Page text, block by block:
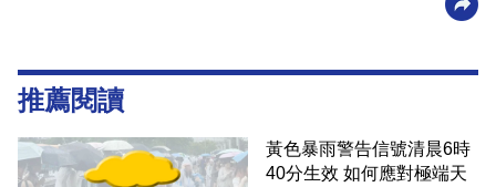
推薦閱讀
黃色暴雨警告信號清晨6時
40分生效 如何應對極端天